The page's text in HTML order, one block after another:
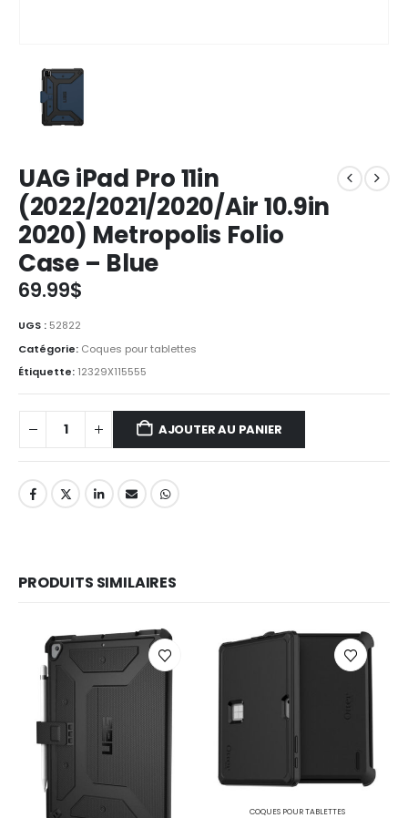
UAG iPad Pro 11in
(2022/2021/2020/Air 10.9in
2020) Metropolis Folio
Case – Blue
69.99$
UGS : 52822
Catégorie: Coques pour tablettes
Étiquette: 12329X115555
AJOUTER AU PANIER
PRODUITS SIMILAIRES
COQUES POUR TABLETTES